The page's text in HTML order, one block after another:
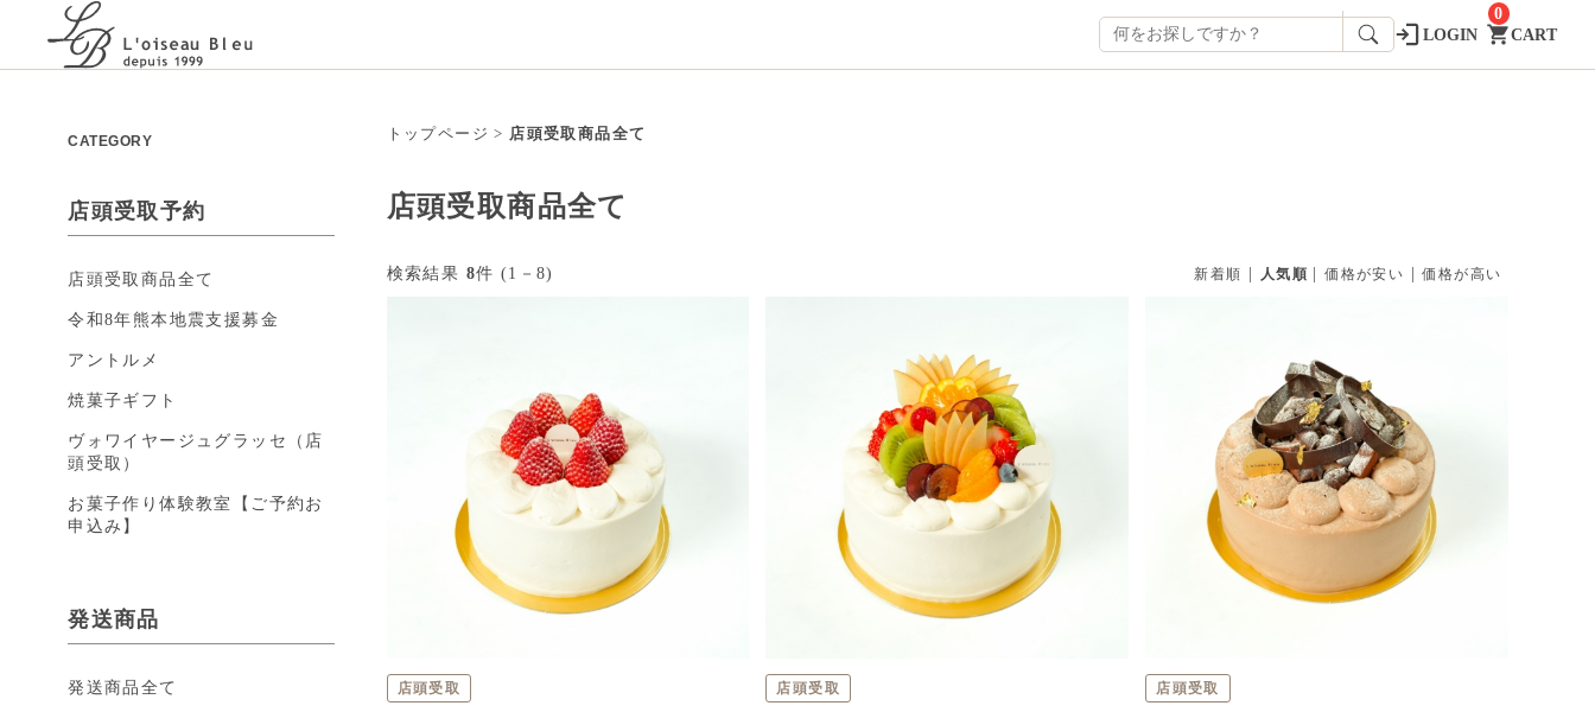
LOGIN CART
0
CATEGORY
店頭受取予約
店頭受取商品全て
令和8年熊本地震支援募金
アントルメ
焼菓子ギフト
ヴォワイヤージュグラッセ（店
頭受取）
お菓子作り体験教室【ご予約お
申込み】
発送商品
発送商品全て
トップページ > 店頭受取商品全て
店頭受取商品全て
検索結果 8件 (1－8) 新着順 | 人気順 |価格が安い |価格が高い
店頭受取 店頭受取 店頭受取